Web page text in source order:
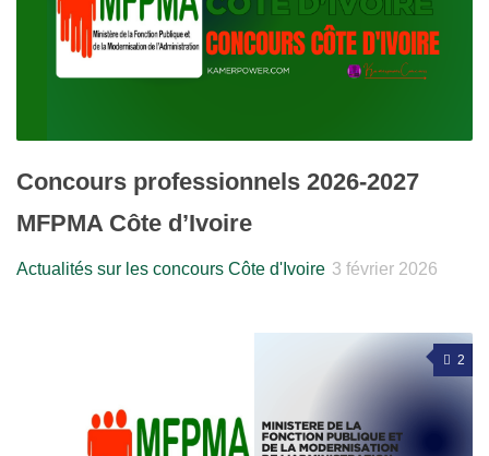
Concours professionnels 2026-2027
MFPMA Côte d’Ivoire
Actualités sur les concours Côte d'Ivoire 3 février 2026
2